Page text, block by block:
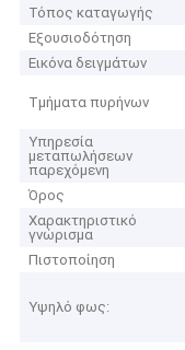
Τόπος καταγωγής
Εξουσιοδότηση
Εικόνα δειγμάτων
Τμήματα πυρήνων
Υπηρεσία
μεταπωλήσεων
παρεχόμενη
Όρος
Χαρακτηριστικό
γνώρισμα
Πιστοποίηση
Υψηλό φως: